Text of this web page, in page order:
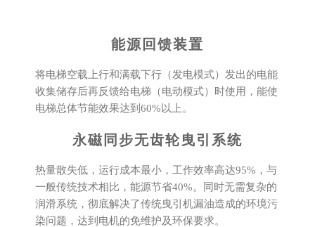
能源回馈装置
将电梯空载上行和满载下行（发电模式）发出的电能
收集储存后再反馈给电梯（电动模式）时使用，能使
电梯总体节能效果达到60%以上。
永磁同步无齿轮曳引系统
热量散失低，运行成本最小，工作效率高达95%，与
一般传统技术相比，能源节省40%。同时无需复杂的
润滑系统，彻底解决了传统曳引机漏油造成的环境污
染问题，达到电机的免维护及环保要求。